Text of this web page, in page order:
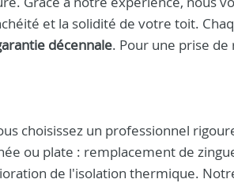
et la solidité de votre toit.
décennale. Pour une prise de
choisissez un professionnel
ou plate : remplacement de
de l'isolation thermique.